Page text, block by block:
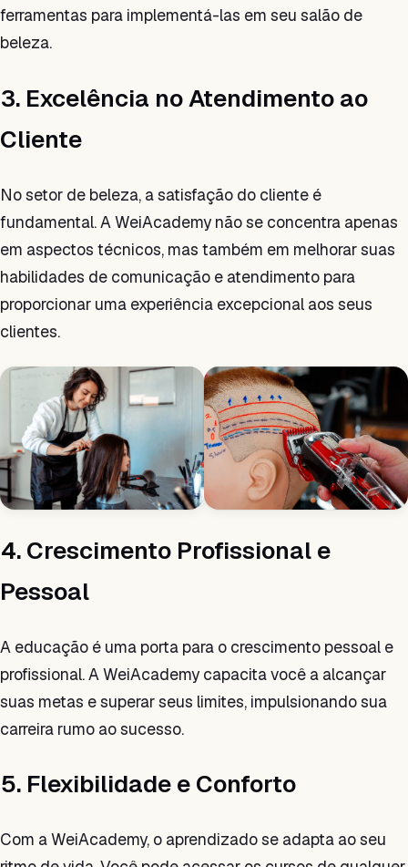
ferramentas para implementá-las em seu salão de
beleza.
3. Excelência no Atendimento ao
Cliente
No setor de beleza, a satisfação do cliente é
fundamental. A WeiAcademy não se concentra apenas
em aspectos técnicos, mas também em melhorar suas
habilidades de comunicação e atendimento para
proporcionar uma experiência excepcional aos seus
clientes.
4. Crescimento Profissional e
Pessoal
A educação é uma porta para o crescimento pessoal e
profissional. A WeiAcademy capacita você a alcançar
suas metas e superar seus limites, impulsionando sua
carreira rumo ao sucesso.
5. Flexibilidade e Conforto
Com a WeiAcademy, o aprendizado se adapta ao seu